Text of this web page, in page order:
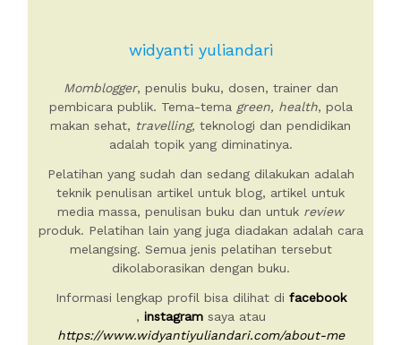
widyanti yuliandari
Momblogger, penulis buku, dosen, trainer dan
pembicara publik. Tema-tema green, health, pola
makan sehat, travelling, teknologi dan pendidikan
adalah topik yang diminatinya.
Pelatihan yang sudah dan sedang dilakukan adalah
teknik penulisan artikel untuk blog, artikel untuk
media massa, penulisan buku dan untuk review
produk. Pelatihan lain yang juga diadakan adalah cara
melangsing. Semua jenis pelatihan tersebut
dikolaborasikan dengan buku.
Informasi lengkap profil bisa dilihat di facebook
, instagramsaya atau
https://www.widyantiyuliandari.com/about-me